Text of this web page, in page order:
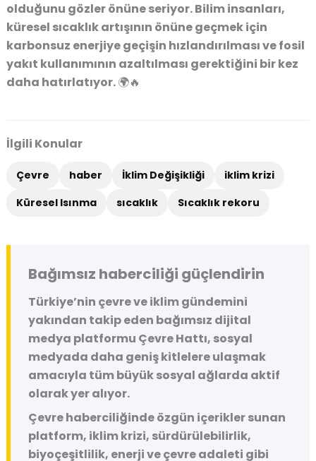
olduğunu gözler önüne seriyor. Bilim insanları,
küresel sıcaklık artışının önüne geçmek için
karbonsuz enerjiye geçişin hızlandırılması ve fosil
yakıt kullanımının azaltılması gerektiğini bir kez
daha hatırlatıyor. 🌍🔥
İlgili Konular
Çevre haber İklim Değişikliği
iklim krizi
Küresel Isınma
sıcaklık Sıcaklık rekoru
Bağımsız haberciliği güçlendirin
Türkiye’nin çevre ve iklim gündemini
yakından takip eden bağımsız dijital
medya platformu Çevre Hattı, sosyal
medyada daha geniş kitlelere ulaşmak
amacıyla tüm büyük sosyal ağlarda aktif
olarak yer alıyor.
Çevre haberciliğinde özgün içerikler sunan
platform, iklim krizi, sürdürülebilirlik,
biyoçeşitlilik, enerji ve çevre adaleti gibi